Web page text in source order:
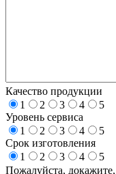
Качество продукции
1
2 3 4
5
Уровень сервиса
1
2 3 4
5
Срок изготовления
1
2 3 4
5
Пожалуйста,